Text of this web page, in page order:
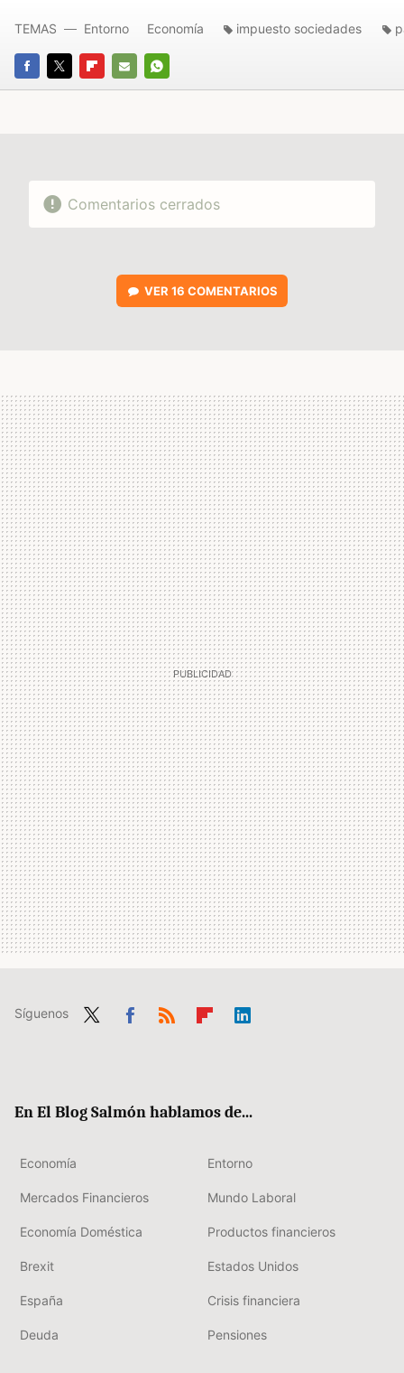
FACEBOOK
TWITTERFLIPBOARD
E-
WHATSAPP
TEMAS Entorno Economía impuesto sociedades
Comentarios cerrados
VER 16 COMENTARIOS
Síguenos
En El Blog Salmón hablamos de...
Economía Entorno
Mercados Financieros Mundo Laboral
Economía Doméstica Productos financieros
Brexit Estados Unidos
España Crisis financiera
Deuda Pensiones